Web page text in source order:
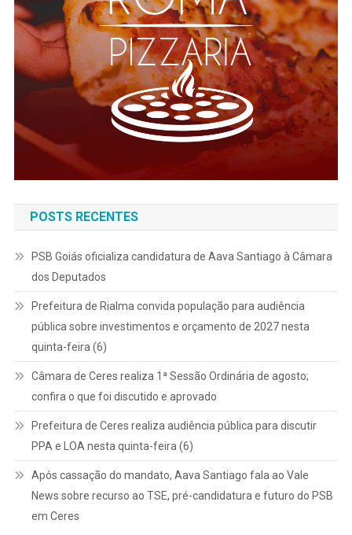
POSTS RECENTES
PSB Goiás oficializa candidatura de Aava Santiago à Câmara
dos Deputados
Prefeitura de Rialma convida população para audiência
pública sobre investimentos e orçamento de 2027 nesta
quinta-feira (6)
Câmara de Ceres realiza 1ª Sessão Ordinária de agosto;
confira o que foi discutido e aprovado
Prefeitura de Ceres realiza audiência pública para discutir
PPA e LOA nesta quinta-feira (6)
Após cassação do mandato, Aava Santiago fala ao Vale
News sobre recurso ao TSE, pré-candidatura e futuro do PSB
em Ceres